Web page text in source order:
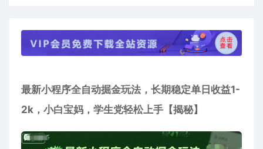
最新小程序全自动掘金玩法，长期稳定单日收益1-
2k，小白宝妈，学生党轻松上手【揭秘】